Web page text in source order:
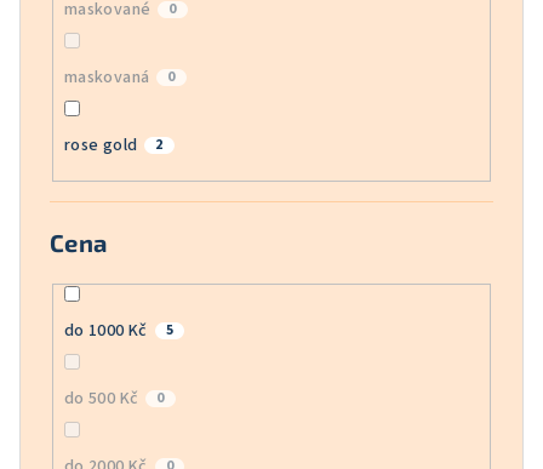
maskované 0
maskovaná 0
rose gold 2
Cena
do 1000 Kč 5
do 500 Kč 0